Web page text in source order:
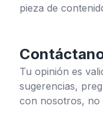
pieza de
Tu opinión es
sugerencias,
con nosotros, no